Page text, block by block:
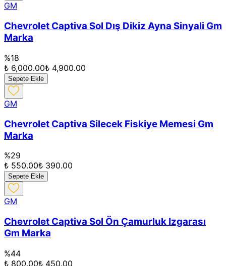
GM
Chevrolet Captiva Sol Dış Dikiz Ayna Sinyali Gm
Marka
%18
₺ 6,000.00₺ 4,900.00
Sepete Ekle
GM
Chevrolet Captiva Silecek Fiskiye Memesi Gm
Marka
%29
₺ 550.00₺ 390.00
Sepete Ekle
GM
Chevrolet Captiva Sol Ön Çamurluk Izgarası
Gm Marka
%44
₺ 800.00₺ 450.00